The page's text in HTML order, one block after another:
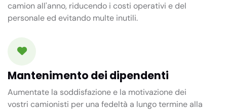
camion all'anno, riducendo i costi operativi e del
personale ed evitando multe inutili.
Mantenimento dei dipendenti
Aumentate la soddisfazione e la motivazione dei
vostri camionisti per una fedeltà a lungo termine alla